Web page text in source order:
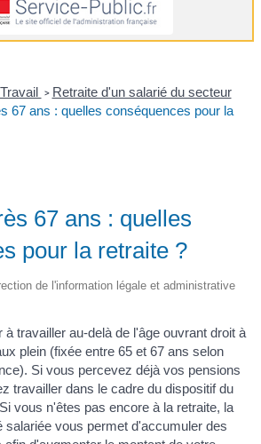
Travail > Retraite d'un salarié du secteur
67 ans : quelles conséquences pour la
67 ans : quelles
pour la retraite ?
de l'information légale et administrative
travailler au-delà de l'âge ouvrant droit à
plein (fixée entre 65 et 67 ans selon
Si vous percevez déjà vos pensions
travailler dans le cadre du dispositif du
vous n'êtes pas encore à la retraite, la
salariée vous permet d'accumuler des